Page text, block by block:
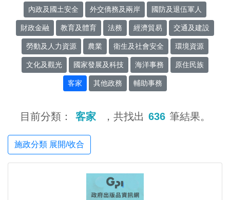
內政及國土安全 外交僑務及兩岸 國防及退伍軍人
財政金融 教育及體育 法務 經濟貿易 交通及建設
勞動及人力資源 農業 衛生及社會安全 環境資源
文化及觀光 國家發展及科技 海洋事務 原住民族
客家 其他政務 輔助事務
目前分類： 客家 ，共找出 636 筆結果。
施政分類 展開/收合